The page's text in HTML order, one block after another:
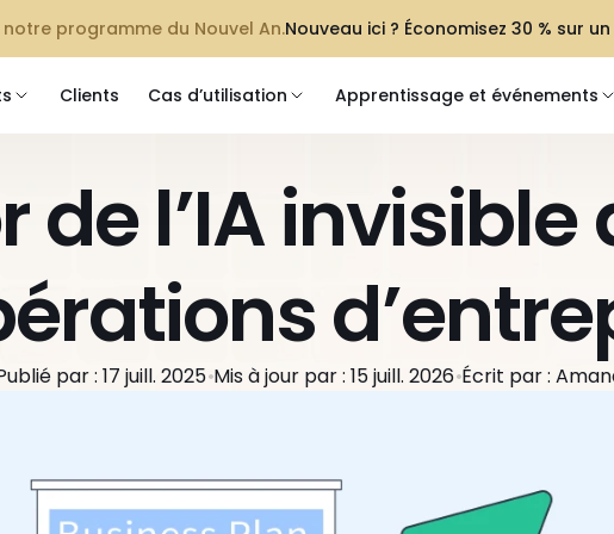
de l’IA
par : 17 juill. 2025 Mis à jour par : 15 juill. 2026 Écrit par :
programme du Nouvel An.Nouveau ici ? Économisez 30 % sur
Clients Cas d’utilisation Apprentissage et événements